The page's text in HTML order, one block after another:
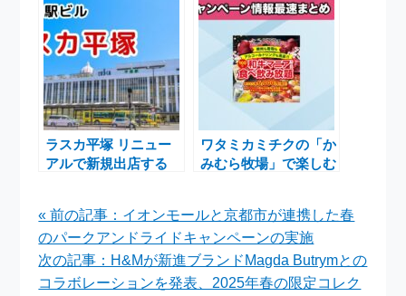
は？
ナーのご案内
ラスカ平塚 リニュー
アルで新規出店する
お店？
ワタミカミチクの「か
みむら牧場」で楽しむ
« 前の記事：イオンモールと京都市が連携した春
のパークアンドライドキャンペーンの実施
次の記事：H&Mが新進ブランドMagda Butrymとの
コラボレーションを発表、2025年春の限定コレク